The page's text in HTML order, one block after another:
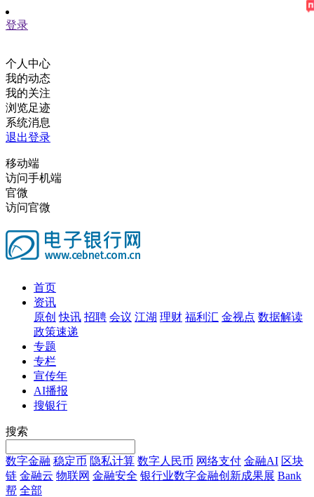
登录
个人中心
我的动态
我的关注
浏览足迹
系统消息
退出登录
移动端
访问手机端
官微
访问官微
首页
资讯
原创 快讯 招聘 会议 江湖 理财 福利汇 金视点 数据解读
政策速递
专题
专栏
宣传年
AI播报
搜银行
搜索
数字金融 稳定币 隐私计算 数字人民币 网络支付 金融AI 区块
链 金融云 物联网 金融安全 银行业数字金融创新成果展 Bank
帮 全部